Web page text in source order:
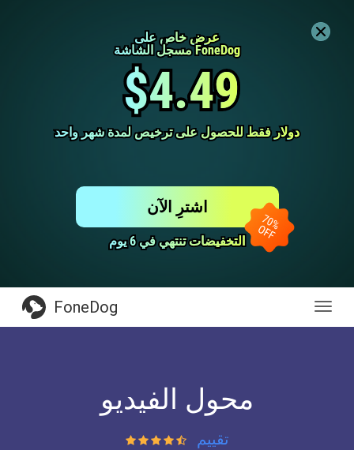
عرض خاص على
عرض خاص على
مسجل الشاشة FoneDog
مسجل الشاشة FoneDog
$4.49
$4.49
دولار فقط للحصول على ترخيص لمدة شهر واحد
دولار فقط للحصول على ترخيص لمدة شهر واحد
التخفيضات تنتهي في 6 يوم
التخفيضات تنتهي في 6 يوم
اشترِ الآن
FoneDog
محول الفيديو
تقييم